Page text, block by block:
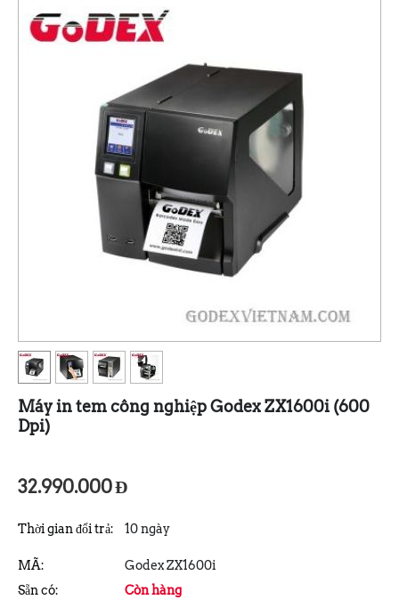
Máy in tem công nghiệp Godex ZX1600i (600
Dpi)
32.990.000Đ
Thời gian đổi trả: 10 ngày
MÃ:
Godex ZX1600i
Sẵn có:
Còn hàng